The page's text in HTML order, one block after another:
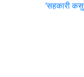
‘सहकारी